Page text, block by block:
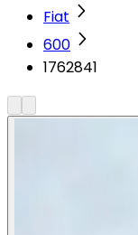
Fiat
600
1762841